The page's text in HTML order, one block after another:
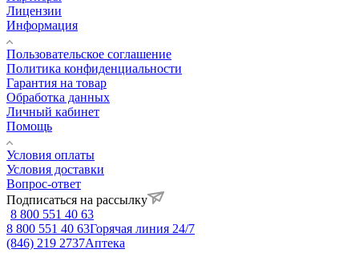
Лицензии
Информация
Пользовательское соглашение
Политика конфиденциальности
Гарантия на товар
Обработка данных
Личный кабинет
Помощь
Условия оплаты
Условия доставки
Вопрос-ответ
Подписаться на рассылку
8 800 551 40 63
8 800 551 40 63Горячая линия 24/7
(846) 219 2737Аптека